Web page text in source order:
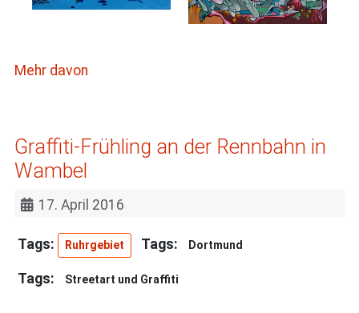
Mehr davon
Graffiti-Frühling an der Rennbahn in
Wambel
17. April 2016
Ruhrgebiet Dortmund
Streetart und Graffiti